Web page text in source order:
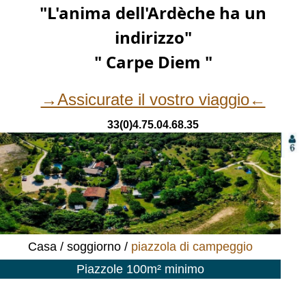
"L'anima dell'Ardèche ha un
indirizzo"
" Carpe Diem "
→Assicurate il vostro viaggio←
33(0)4.75.04.68.35
Casa soggiorno
piazzola di campeggio
Piazzole 100m² minimo